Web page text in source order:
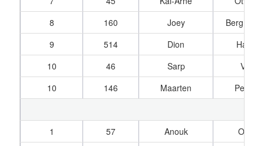
8
160 Joey
Berg, van
9
514 Dion
Hal,
10
46 Sarp
Visser
10
146 Maarten
1 57 Anouk